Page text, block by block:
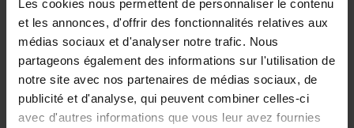
Les cookies nous permettent de personnaliser le contenu
et les annonces, d'offrir des fonctionnalités relatives aux
médias sociaux et d'analyser notre trafic. Nous
partageons également des informations sur l'utilisation de
notre site avec nos partenaires de médias sociaux, de
publicité et d'analyse, qui peuvent combiner celles-ci
avec d'autres informations que vous leur avez fournies
R251PY085 3/4"F x 1"F nut (*)
R251PY006 1"F x 1"F nut